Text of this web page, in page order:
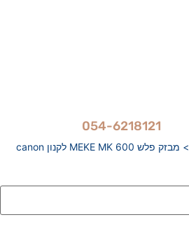
054-6218121
> מבזק פלש MEKE MK 600 לקנון canon